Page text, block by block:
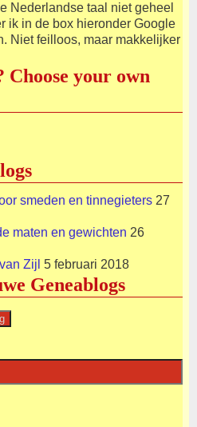
Nederlandse taal niet geheel
ik in de box hieronder Google
Niet feilloos, maar makkelijker
Choose your own
smeden en tinnegieters 27
maten en gewichten 26
Zijl 5 februari 2018
Geneablogs